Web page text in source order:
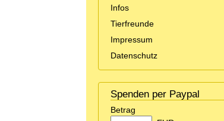
Infos
Tierfreunde
Impressum
Datenschutz
Spenden per Paypal
Betrag